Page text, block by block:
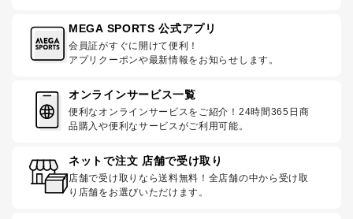
MEGA SPORTS 公式アプリ
会員証がすぐに開けて便利！
アプリクーポンや最新情報をお知らせします。
オンラインサービス一覧
便利なオンラインサービスをご紹介！24時間365日商
品購入や便利なサービスがご利用可能。
ネットで注文 店舗で受け取り
店舗で受け取りなら送料無料！全店舗の中から受け取
り店舗をお選びいただけます。